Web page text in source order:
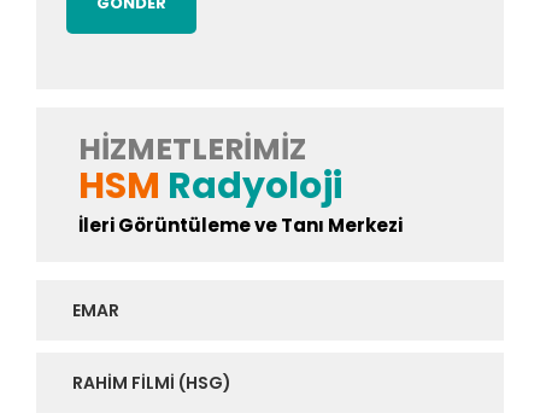
HIZMETLERIMIZ
HSM Radyoloji
İleri Görüntüleme ve Tanı Merkezi
EMAR
RAHIM FILMI (HSG)